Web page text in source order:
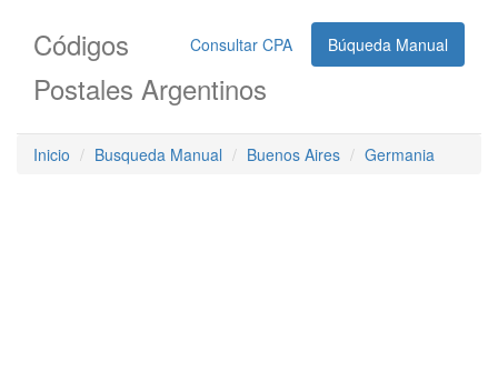
Consultar CPA Búqueda Manual
Códigos
Postales Argentinos
Inicio Busqueda Manual Buenos Aires Germania